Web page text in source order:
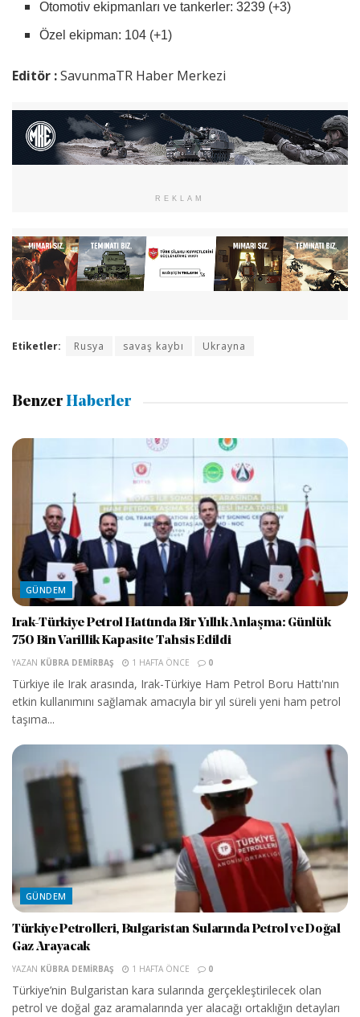
Otomotiv ekipmanları ve tankerler: 3239 (+3)
Özel ekipman: 104 (+1)
Editör :SavunmaTR Haber Merkezi
REKLAM
Etiketler: Rusya savaş kaybı Ukrayna
Benzer Haberler
GÜNDEM
Irak-Türkiye Petrol Hattında Bir Yıllık Anlaşma: Günlük
750 Bin Varillik Kapasite Tahsis Edildi
YAZAN KÜBRA DEMIRBAŞ 1 HAFTA ÖNCE 0
Türkiye ile Irak arasında, Irak-Türkiye Ham Petrol Boru Hattı'nın
etkin kullanımını sağlamak amacıyla bir yıl süreli yeni ham petrol
taşıma...
GÜNDEM
Türkiye Petrolleri, Bulgaristan Sularında Petrol ve Doğal
Gaz Arayacak
YAZAN KÜBRA DEMIRBAŞ 1 HAFTA ÖNCE 0
Türkiye’nin Bulgaristan kara sularında gerçekleştirilecek olan
petrol ve doğal gaz aramalarında yer alacağı ortaklığın detayları